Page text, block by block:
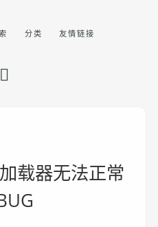
分类 友情链接
载器无法正常